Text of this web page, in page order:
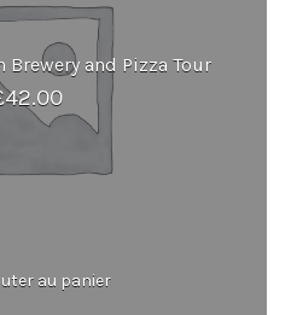
Brewery and Pizza Tour
42.00
au panier